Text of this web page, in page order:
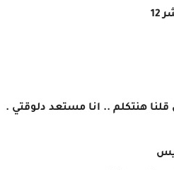
هنتكلم .. انا مستعد دلوقتي .